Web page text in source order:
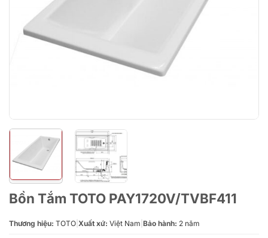
Bồn Tắm TOTO PAY1720V/TVBF411
Thương hiệu: TOTO Xuất xứ: Việt Nam Bảo hành: 2 năm